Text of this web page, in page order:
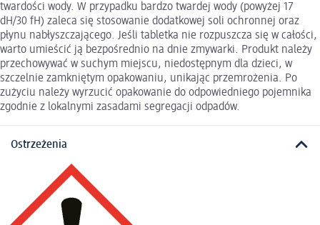
twardości wody. W przypadku bardzo twardej wody (powyżej 17
dH/30 fH) zaleca się stosowanie dodatkowej soli ochronnej oraz
płynu nabłyszczającego. Jeśli tabletka nie rozpuszcza się w całości,
warto umieścić ją bezpośrednio na dnie zmywarki. Produkt należy
przechowywać w suchym miejscu, niedostępnym dla dzieci, w
szczelnie zamkniętym opakowaniu, unikając przemrożenia. Po
zużyciu należy wyrzucić opakowanie do odpowiedniego pojemnika
zgodnie z lokalnymi zasadami segregacji odpadów.
Ostrzeżenia